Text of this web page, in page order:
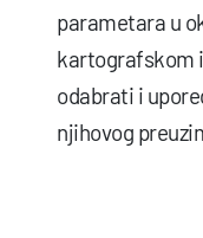
parametara u
kartografskom
odabrati i
njihovog